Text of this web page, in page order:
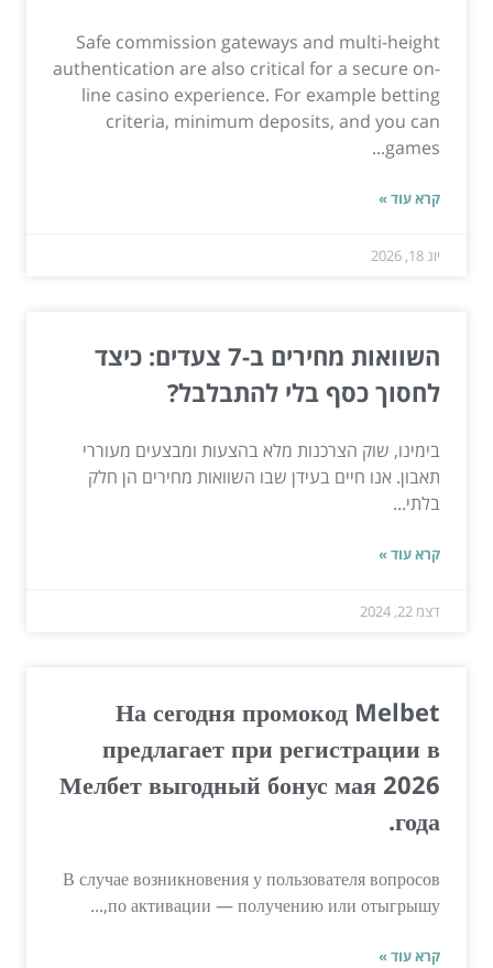
Safe commission gateways and multi-height
authentication are also critical for a secure on-
line casino experience. For example betting
criteria, minimum deposits, and you can
games...
קרא עוד »
יונ 18, 2026
השוואות מחירים ב-7 צעדים: כיצד
לחסוך כסף בלי להתבלבל?
בימינו, שוק הצרכנות מלא בהצעות ומבצעים מעוררי
תאבון. אנו חיים בעידן שבו השוואות מחירים הן חלק
בלתי...
קרא עוד »
דצמ 22, 2024
На сегодня промокод Melbet
предлагает при регистрации в
Мелбет выгодный бонус мая 2026
года.
В случае возникновения у пользователя вопросов
по активации — получению или отыгрышу,...
קרא עוד »